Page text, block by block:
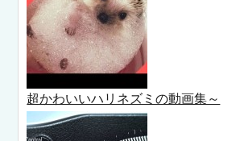
超かわいいハリネズミの動画集～